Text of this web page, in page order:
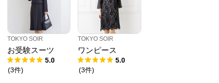
TOKYO SOIR
お受験スーツ
5.0
(3件)
TOKYO SOIR
ワンピース
5.0
(3件)